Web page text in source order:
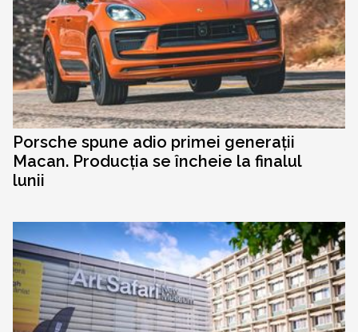
Porsche spune adio primei generații
Macan. Producția se încheie la finalul
lunii